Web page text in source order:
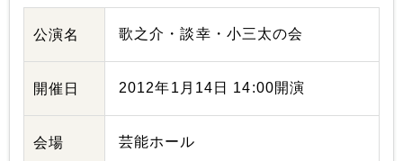
公演名 歌之介・談幸・小三太の会
開催日 2012年1月14日 14:00開演
会場 芸能ホール